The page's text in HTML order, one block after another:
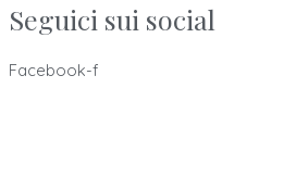
Seguici sui social
Facebook-f